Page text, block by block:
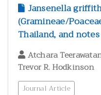
Jansenella
(Gramineae/
Thailand, and
Atchara
Trevor R. Hodkinson
Journal Article